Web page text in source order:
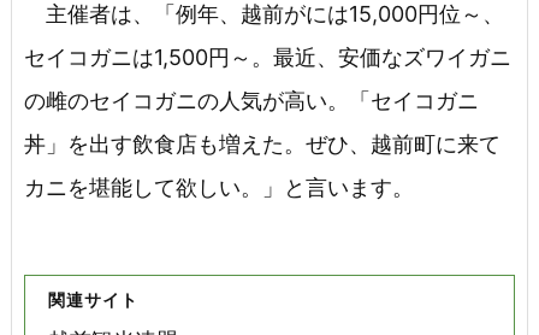
主催者は、「例年、越前がには15,000円位～、
セイコガニは1,500円～。最近、安価なズワイガニ
の雌のセイコガニの人気が高い。「セイコガニ
丼」を出す飲食店も増えた。ぜひ、越前町に来て
カニを堪能して欲しい。」と言います。
関連サイト